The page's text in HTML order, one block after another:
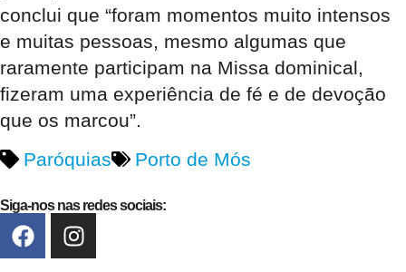
conclui que “foram momentos muito intensos
e muitas pessoas, mesmo algumas que
raramente participam na Missa dominical,
fizeram uma experiência de fé e de devoção
que os marcou”.
Paróquias
Porto de Mós
Siga-nos nas redes sociais: